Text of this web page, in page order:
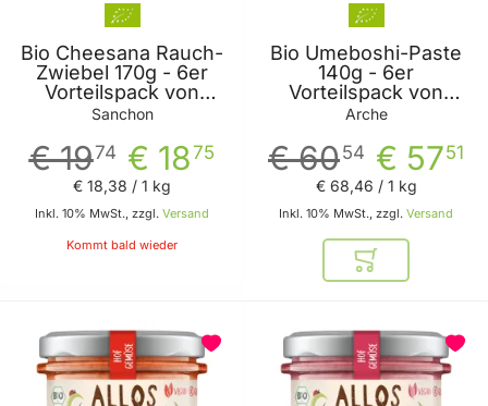
Bio Cheesana Rauch-
Zwiebel 170g - 6er
Vorteilspack von
Sanchon
Sanchon
€ 1875
€ 1974
Inkl. 10% MwSt., zzgl. Versand
€ 18,38 / 1 kg
Kommt bald wieder
Bio Umeboshi-Paste
140g - 6er
Vorteilspack von
Arche
Arche
€ 5751
€ 6054
Inkl. 10% MwSt., zzgl. Versand
€ 68,46 / 1 kg
In den